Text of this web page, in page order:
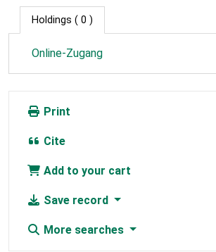
Holdings ( 0 )
Online-Zugang
Print
Cite
Add to your cart
Save record
More searches